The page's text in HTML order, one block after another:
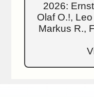
2026:
Olaf O.!,
Markus R.,